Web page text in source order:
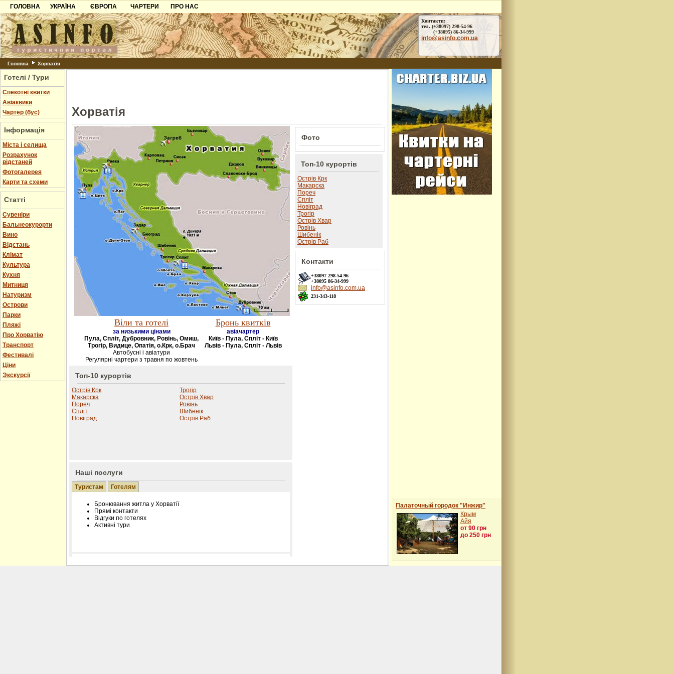
ГОЛОВНА
УКРАЇНА
Карпати
Азов
Причорноморря
Шацьк
ЄВРОПА
Чорногорія
Хорватія
Болгарія
ЧАРТЕРИ
ПРО НАС
Контакти
Партнерам
Додати готель
Контакти:
тел. (+38097) 298-54-96
(+38095) 86-34-999
info@asinfo.com.ua
Головна Хорватія
Готелі / Тури
Спекотні квитки
Авіаквики
Чартер (бус)
Інформація
Міста і селища
Розрахунок
відстаней
Фотогалерея
Карти та схеми
Статті
Cувеніри
Бальнеокурорти
Вино
Відстань
Клімат
Культура
Кухня
Митниця
Натуризм
Острови
Парки
Пляжі
Про Хорватію
Транспорт
Фестивалі
Ціни
Экскурсії
Хорватія
Віли та готелі
за низькими цінами
Пула, Спліт, Дубровник, Ровінь, Омиш,
Трогір, Видице, Опатія, о.Крк, о.Брач
Автобусні і авіатури
Регулярні чартери з травня по жовтень
Бронь квитків
авіачартер
Київ - Пула, Спліт - Київ
Львів - Пула, Спліт - Львів
Топ-10 курортів
Острів Крк
Макарска
Пореч
Спліт
Новіград
Трогір
Острів Хвар
Ровінь
Шибенік
Острів Раб
Наші послуги
Туристам Готелям
Бронювання житла у Хорватії
Прямі контакти
Відгуки по готелях
Активні тури
Розміщення інформації про готель на нашому сайті
Фото
Топ-10 курортів
Острів Крк
Макарска
Пореч
Спліт
Новіград
Трогір
Острів Хвар
Ровінь
Шибенік
Острів Раб
Контакти
+38097 298-54-96
+38095 86-34-999
info@asinfo.com.ua
231-343-118
Палаточный городок "Инжир"
Крым
Айя
от 90 грн
до 250 грн